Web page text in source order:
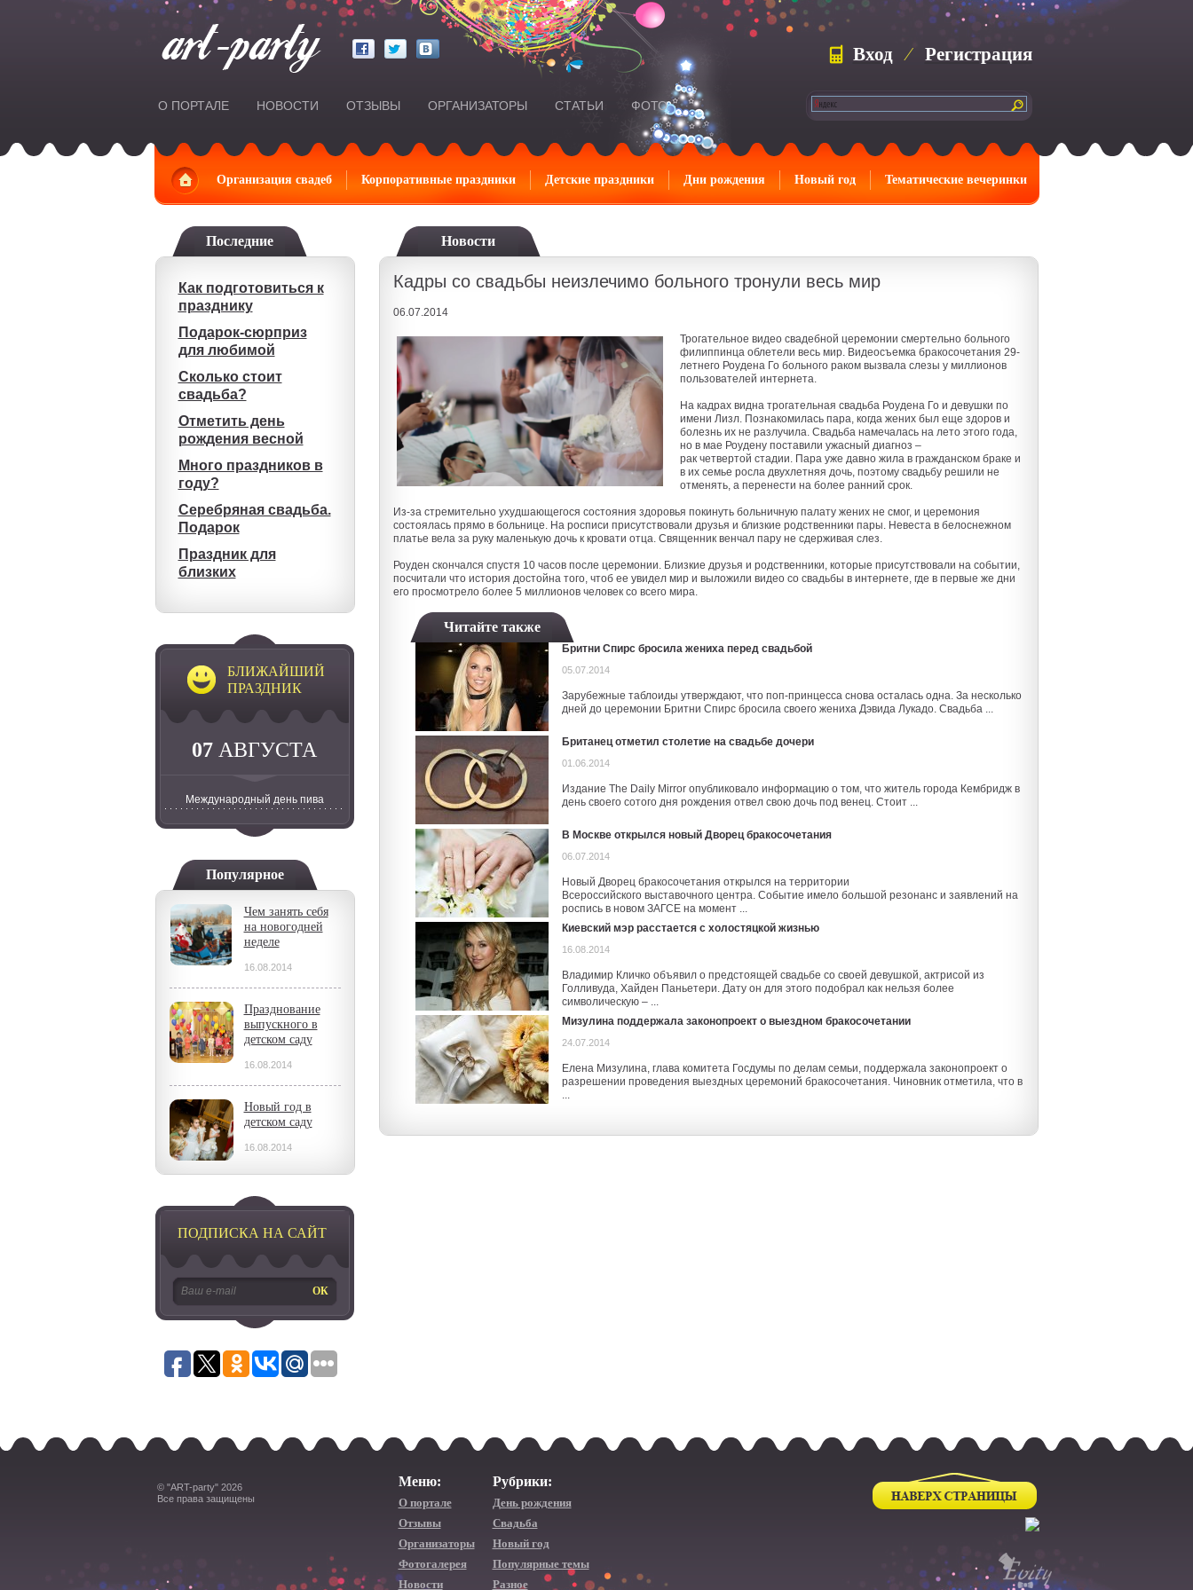
Вход⁄ Регистрация
О ПОРТАЛЕ НОВОСТИ ОТЗЫВЫ ОРГАНИЗАТОРЫ СТАТЬИ ФОТО
ГлавнаяОрганизация свадеб Корпоративные праздники Детские праздники Дни рождения Новый год Тематические вечеринки
Последние
Как подготовиться к
празднику
Подарок-сюрприз
для любимой
Сколько стоит
свадьба?
Отметить день
рождения весной
Много праздников в
году?
Серебряная свадьба.
Подарок
Праздник для
близких
БЛИЖАЙШИЙ
ПРАЗДНИК
07 АВГУСТА
Международный день пива
Популярное
Чем занять себя
на новогодней
неделе
16.08.2014
Празднование
выпускного в
детском саду
16.08.2014
Новый год в
детском саду
16.08.2014
ПОДПИСКА НА САЙТ
Новости
Кадры со свадьбы неизлечимо больного тронули весь мир
06.07.2014
Трогательное видео свадебной церемонии смертельно больного
филиппинца облетели весь мир. Видеосъемка бракосочетания 29-
летнего Роудена Го больного раком вызвала слезы у миллионов
пользователей интернета.
На кадрах видна трогательная свадьба Роудена Го и девушки по
имени Лизл. Познакомилась пара, когда жених был еще здоров и
болезнь их не разлучила. Свадьба намечалась на лето этого года,
но в мае Роудену поставили ужасный диагноз –
рак четвертой стадии. Пара уже давно жила в гражданском браке и
в их семье росла двухлетняя дочь, поэтому свадьбу решили не
отменять, а перенести на более ранний срок.
Из-за стремительно ухудшающегося состояния здоровья покинуть больничную палату жених не смог, и церемония
состоялась прямо в больнице. На росписи присутствовали друзья и близкие родственники пары. Невеста в белоснежном
платье вела за руку маленькую дочь к кровати отца. Священник венчал пару не сдерживая слез.
Роуден скончался спустя 10 часов после церемонии. Близкие друзья и родственники, которые присутствовали на событии,
посчитали что история достойна того, чтоб ее увидел мир и выложили видео со свадьбы в интернете, где в первые же дни
его просмотрело более 5 миллионов человек со всего мира.
Читайте также
Бритни Спирс бросила жениха перед свадьбой
05.07.2014
Зарубежные таблоиды утверждают, что поп-принцесса снова осталась одна. За несколько
дней до церемонии Бритни Спирс бросила своего жениха Дэвида Лукадо. Свадьба ...
Британец отметил столетие на свадьбе дочери
01.06.2014
Издание The Daily Mirror опубликовало информацию о том, что житель города Кембридж в
день своего сотого дня рождения отвел свою дочь под венец. Стоит ...
В Москве открылся новый Дворец бракосочетания
06.07.2014
Новый Дворец бракосочетания открылся на территории
Всероссийского выставочного центра. Событие имело большой резонанс и заявлений на
роспись в новом ЗАГСЕ на момент ...
Киевский мэр расстается с холостяцкой жизнью
16.08.2014
Владимир Кличко объявил о предстоящей свадьбе со своей девушкой, актрисой из
Голливуда, Хайден Паньетери. Дату он для этого подобрал как нельзя более
символическую – ...
Мизулина поддержала законопроект о выездном бракосочетании
24.07.2014
Елена Мизулина, глава комитета Госдумы по делам семьи, поддержала законопроект о
разрешении проведения выездных церемоний бракосочетания. Чиновник отметила, что в
...
© "ART-party" 2026
Все права защищены
Меню:
О портале
Отзывы
Организаторы
Фотогалерея
Новости
Рубрики:
День рождения
Свадьба
Новый год
Популярные темы
Разное